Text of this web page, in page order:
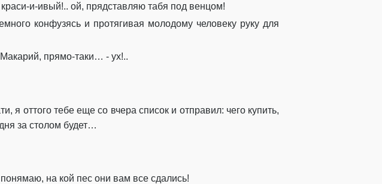
краси-и-ивый!.. ой, прядставляю табя под венцом!
конфузясь и протягивая молодому человеку руку для
Макарий, прямо-таки… - ух!..
, я оттого тебе еще со вчера список и отправил: чего купить,
за столом будет…
понямаю, на кой пес они вам все сдались!